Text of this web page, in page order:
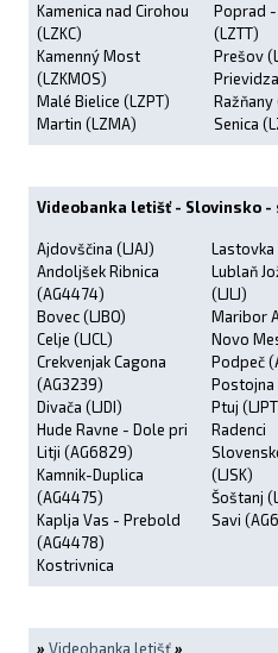
Kamenica nad Cirohou
(LZKC)
Kamenný Most
(LZKMOS)
Malé Bielice (LZPT)
Martin (LZMA)
Poprad
(LZTT)
Prešov
Ražňany
Senica
Videobanka letišť - Slovinsko -
Ajdovščina (LJAJ)
Andoljšek Ribnica
(AG4474)
Bovec (LJBO)
Celje (LJCL)
Crekvenjak Cagona
(AG3239)
Divača (LJDI)
Hude Ravne - Dole pri
Litji (AG6829)
Kamnik-Duplica
(AG4475)
Kaplja Vas - Prebold
(AG4478)
Kostrivnica
Lastovka
Lublaň
(LJLJ)
Maribor
Novo
Podpeč
Postojna
Ptuj
Radenci
(LJSK)
Šoštanj
Savi
» Videobanka letišť»